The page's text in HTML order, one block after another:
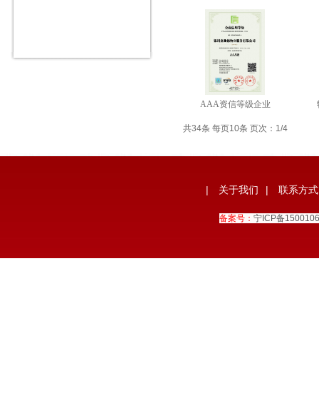
AAA资信等级企业
共34条 每页10条 页次：1/4
| 关于我们 | 联系方式
备案号： 宁ICP备